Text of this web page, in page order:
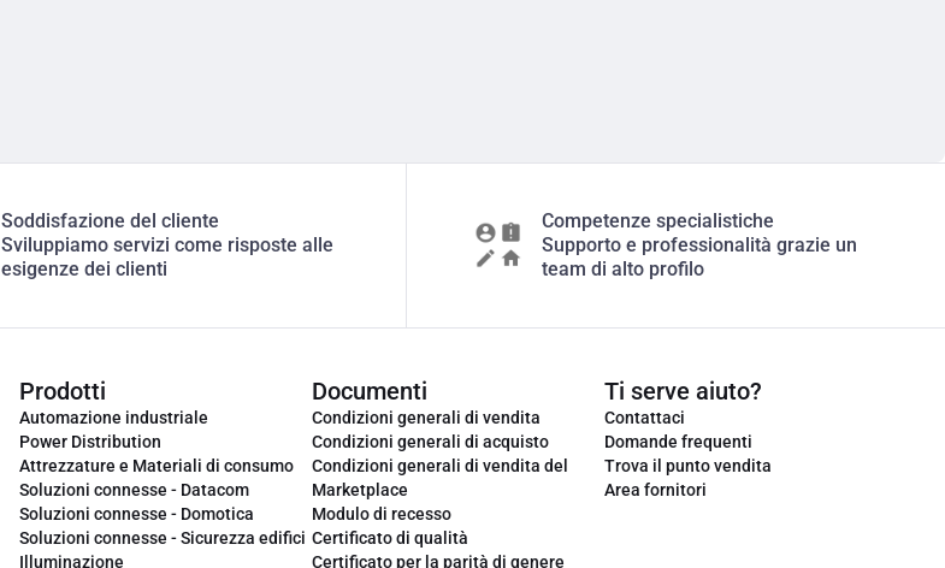
Soddisfazione del cliente
Sviluppiamo servizi come risposte alle
esigenze dei clienti
Competenze specialistiche
Supporto e professionalità grazie un
team di alto profilo
Prodotti
Automazione industriale
Power Distribution
Attrezzature e Materiali di consumo
Soluzioni connesse - Datacom
Soluzioni connesse - Domotica
Soluzioni connesse - Sicurezza edifici
Illuminazione
Documenti
Condizioni generali di vendita
Condizioni generali di acquisto
Condizioni generali di vendita del
Marketplace
Modulo di recesso
Certificato di qualità
Certificato per la parità di genere
Ti serve aiuto?
Contattaci
Domande frequenti
Trova il punto vendita
Area fornitori